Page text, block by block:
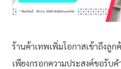
ร้านค้าเทพเพิ่มโอกาสเข้าถึงลูก
เพียงกรอกความประสงค์ขอรับ